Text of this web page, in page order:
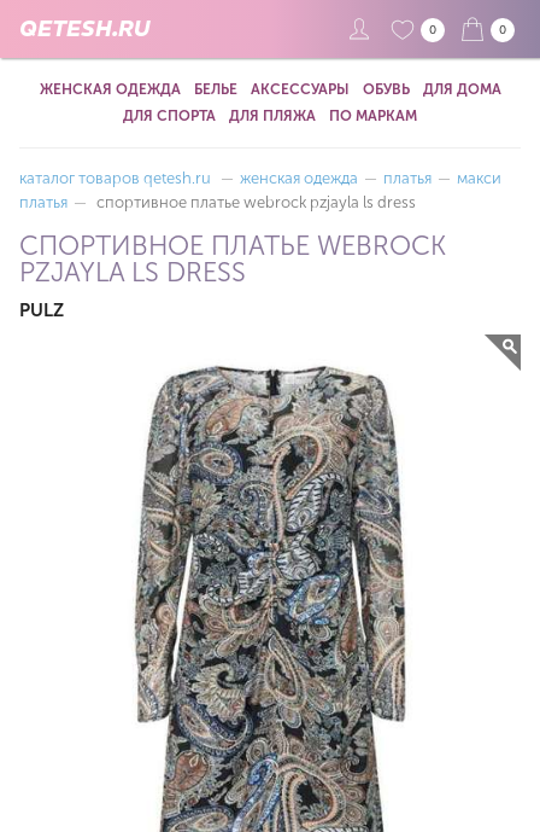
QETESH.RU 0 0
ЖЕНСКАЯ ОДЕЖДА БЕЛЬЕ АКСЕССУАРЫ ОБУВЬ
ДЛЯ ДОМА
ДЛЯ СПОРТА
ДЛЯ ПЛЯЖА ПО МАРКАМ
каталог товаров qetesh.ru — женская одежда — платья — макси
платья — спортивное платье webrock pzjayla ls dress
СПОРТИВНОЕ ПЛАТЬЕ WEBROCK
PZJAYLA LS DRESS
PULZ